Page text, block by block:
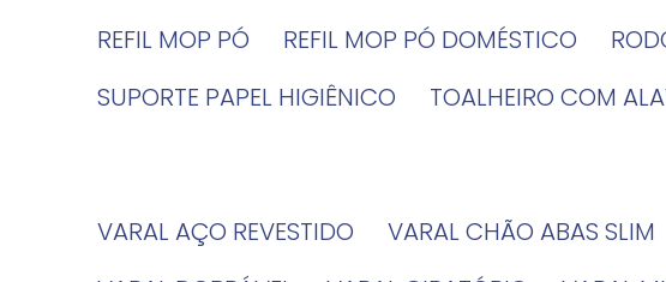
REFIL MOP PÓ
REFIL MOP PÓ DOMÉSTICO
SUPORTE PAPEL HIGIÊNICO
TOALHEIRO COM
VARAL AÇO REVESTIDO
VARAL CHÃO ABAS SLIM